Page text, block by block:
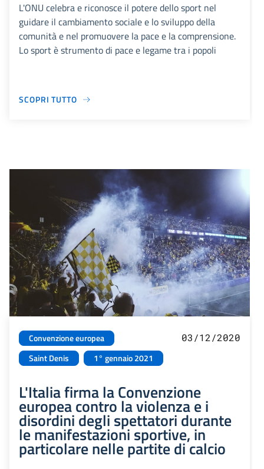
L'ONU celebra e riconosce il potere dello sport nel
guidare il cambiamento sociale e lo sviluppo della
comunità e nel promuovere la pace e la comprensione.
Lo sport è strumento di pace e legame tra i popoli
SCOPRI TUTTO
Convenzione europea
Saint Denis
1° gennaio 2021
03/12/2020
L'Italia firma la Convenzione
europea contro la violenza e i
disordini degli spettatori durante
le manifestazioni sportive, in
particolare nelle partite di calcio